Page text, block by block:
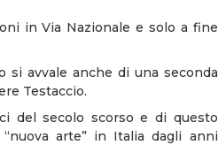
in Via Nazionale e solo a fine
si avvale anche di una seconda
Testaccio.
del secolo scorso e di questo
arte” in Italia dagli anni